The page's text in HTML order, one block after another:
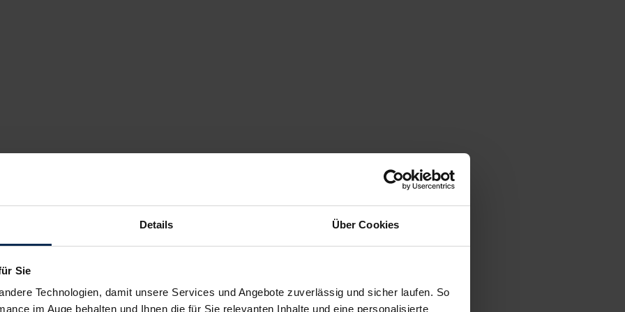
Details Über Cookies
Sie
Technologien, damit unsere Services und Angebote zuverlässig und sicher laufen. So
im Auge behalten und Ihnen die für Sie relevanten Inhalte und eine personalisierte
Verkauf startet in Kürze
verfügbar Bald verfügbar